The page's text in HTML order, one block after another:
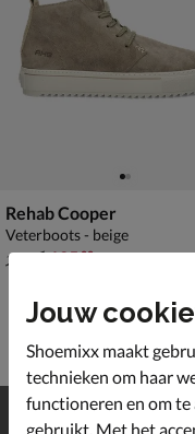
Rehab Cooper
Veterboots - beige
van € 179,99 voor €
179 125,99
Gratisverzending
Jouw
Shoemixx maakt
technieken om haar
functioneren en om
gebruikt. Met het